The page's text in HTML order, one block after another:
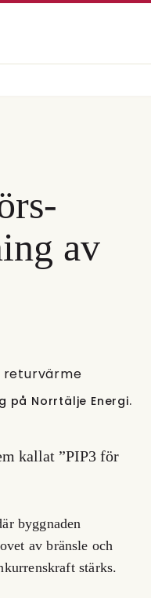
av
på Norrtälje Energi.
kallat ”PIP3 för
byggnaden
av bränsle och
stärks.